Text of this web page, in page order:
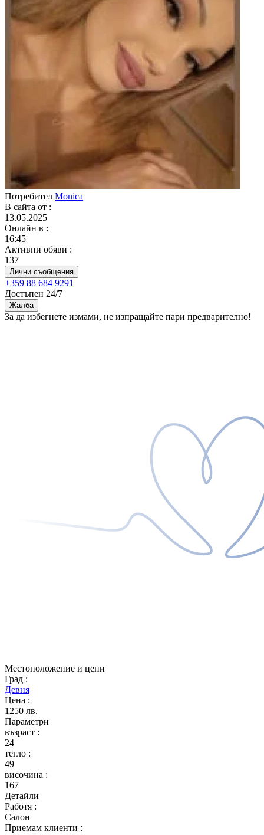
Потребител Monica
В сайта от :
13.05.2025
Онлайн в :
16:45
Активни обяви :
137
Лични съобщения
+359 88 684 9291
Достъпен 24/7
Жалба
За да избегнете измами, не изпращайте пари предварително!
Местоположение и цени
Град :
Девня
Цена :
1250 лв.
Параметри
възраст :
24
тегло :
49
височина :
167
Детайли
Работя :
Салон
Приемам клиенти :